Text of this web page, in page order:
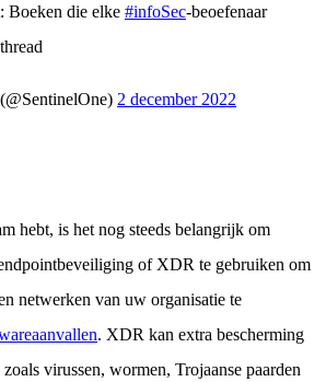
Boeken die elke #infoSec-beoefenaar
2 december 2022
hebt, is het nog steeds belangrijk om
of XDR te gebruiken om
netwerken van uw organisatie te
. XDR kan extra bescherming
virussen, wormen, Trojaanse paarden